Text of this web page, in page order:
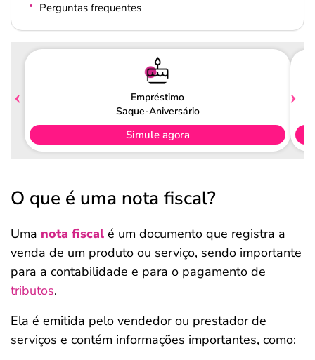
Perguntas frequentes
Empréstimo
Saque-Aniversário
Simule agora
O que é uma nota fiscal?
Uma nota fiscal é um documento que registra a
venda de um produto ou serviço, sendo importante
para a contabilidade e para o pagamento de
tributos.
Ela é emitida pelo vendedor ou prestador de
serviços e contém informações importantes, como: